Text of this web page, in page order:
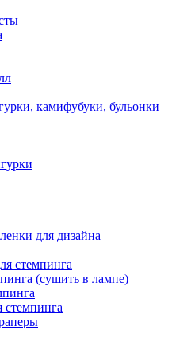
камифубуки, бульонки
для дизайна
стемпинга
(сушить в лампе)
стемпинга